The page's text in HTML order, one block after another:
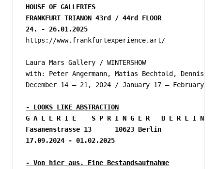
HOUSE OF GALLERIES
FRANKFURT TRIANON 43rd / 44rd FLOOR
24. - 26.01.2025
https://www.frankfurtexperience.art/
Laura Mars Gallery / WINTERSHOW
with: Peter Angermann, Matias Bechtold, Dennis
December 14 – 21, 2024 / January 17 – February 8,
- LOOKS LIKE ABSTRACTION
G A L E R I E    S P R I N G E R   B E R L I N
Fasanenstrasse 13      10623 Berlin
17.09.2024 - 01.02.2025
- Von hier aus. Eine Bestandsaufnahme